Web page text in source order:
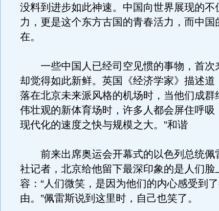
没料到进步如此神速。中国向世界展现的不
力，更是这个东方古国的青春活力，而中国
在。
一些中国人已经司空见惯的事物，首次
却觉得如此新鲜。英国《经济学家》描述道
落在北京未来派风格的机场时，当他们成群
伟壮观的新体育场时，许多人都会屏住呼吸
现代化的速度之快与规模之大。”和谐
前来出席奥运会开幕式的以色列总统佩
社记者，北京给他留下最深印象的是人们脸
容：“人们微笑，是因为他们的内心感受到
由。”佩雷斯说到这里时，自己也笑了。